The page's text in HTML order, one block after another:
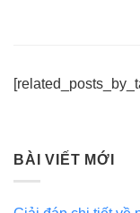
BÀI VIẾT MỚI